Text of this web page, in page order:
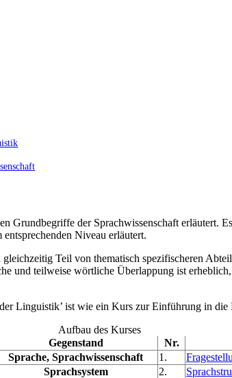
Grundbegriffe der Sprachwissenschaft
Niveau erläutert.
Teil von thematisch spezifischeren
und teilweise wörtliche Überlappung ist
Linguistik’ ist wie ein Kurs zur Einführung in
Aufbau des Kurses
Gegenstand Nr.
Sprache, Sprachwissenschaft 1.
Sprachsystem 2.